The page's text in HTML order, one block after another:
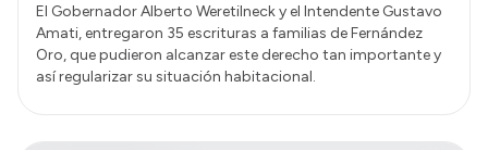
El Gobernador Alberto Weretilneck y el Intendente Gustavo
Amati, entregaron 35 escrituras a familias de Fernández
Oro, que pudieron alcanzar este derecho tan importante y
así regularizar su situación habitacional.